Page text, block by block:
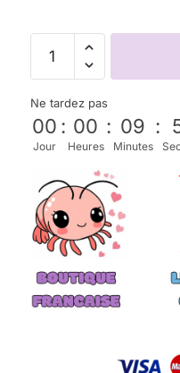
Ne tardez pas
00
Jour
: 00
Heures
: 09
Minutes
: